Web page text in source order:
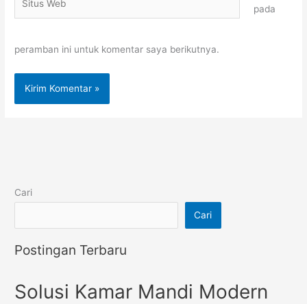
Web
pada
peramban ini untuk komentar saya berikutnya.
Cari
Cari
Postingan Terbaru
Solusi Kamar Mandi Modern